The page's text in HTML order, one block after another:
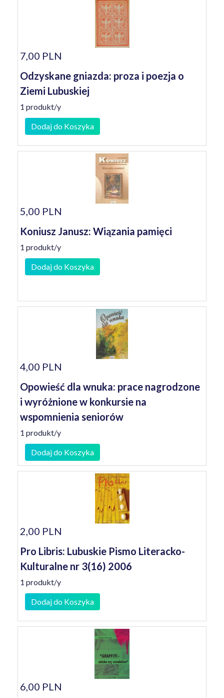
7,00 PLN
Odzyskane gniazda: proza i poezja o
Ziemi Lubuskiej
1 produkt/y
Dodaj do Koszyka
5,00 PLN
Koniusz Janusz: Wiązania pamięci
1 produkt/y
Dodaj do Koszyka
4,00 PLN
Opowieść dla wnuka: prace nagrodzone
i wyróżnione w konkursie na
wspomnienia seniorów
1 produkt/y
Dodaj do Koszyka
2,00 PLN
Pro Libris: Lubuskie Pismo Literacko-
Kulturalne nr 3(16) 2006
1 produkt/y
Dodaj do Koszyka
6,00 PLN